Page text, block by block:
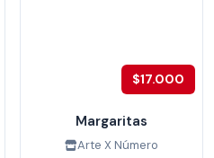
$17.000
Margaritas
Arte X Número